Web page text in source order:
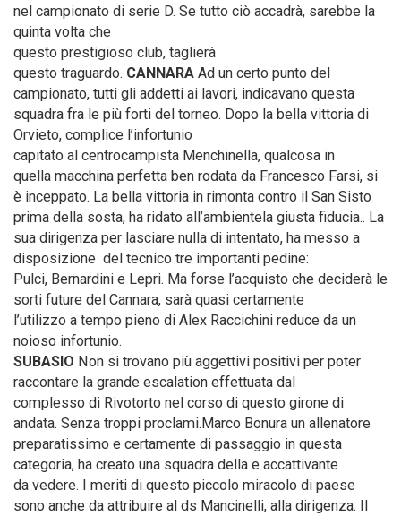
nel campionato di serie D. Se tutto ciò accadrà, sarebbe la
quinta volta che
questo prestigioso club, taglierà
questo traguardo. CANNARA Ad un certo punto del
campionato, tutti gli addetti ai lavori, indicavano questa
squadra fra le più forti del torneo. Dopo la bella vittoria di
Orvieto, complice l’infortunio
capitato al centrocampista Menchinella, qualcosa in
quella macchina perfetta ben rodata da Francesco Farsi, si
è inceppato. La bella vittoria in rimonta contro il San Sisto
prima della sosta, ha ridato all’ambientela giusta fiducia.. La
sua dirigenza per lasciare nulla di intentato, ha messo a
disposizione del tecnico tre importanti pedine:
Pulci, Bernardini e Lepri. Ma forse l’acquisto che deciderà le
sorti future del Cannara, sarà quasi certamente
l’utilizzo a tempo pieno di Alex Raccichini reduce da un
noioso infortunio.
SUBASIO Non si trovano più aggettivi positivi per poter
raccontare la grande escalation effettuata dal
complesso di Rivotorto nel corso di questo girone di
andata. Senza troppi proclami.Marco Bonura un allenatore
preparatissimo e certamente di passaggio in questa
categoria, ha creato una squadra della e accattivante
da vedere. I meriti di questo piccolo miracolo di paese
sono anche da attribuire al ds Mancinelli, alla dirigenza. Il